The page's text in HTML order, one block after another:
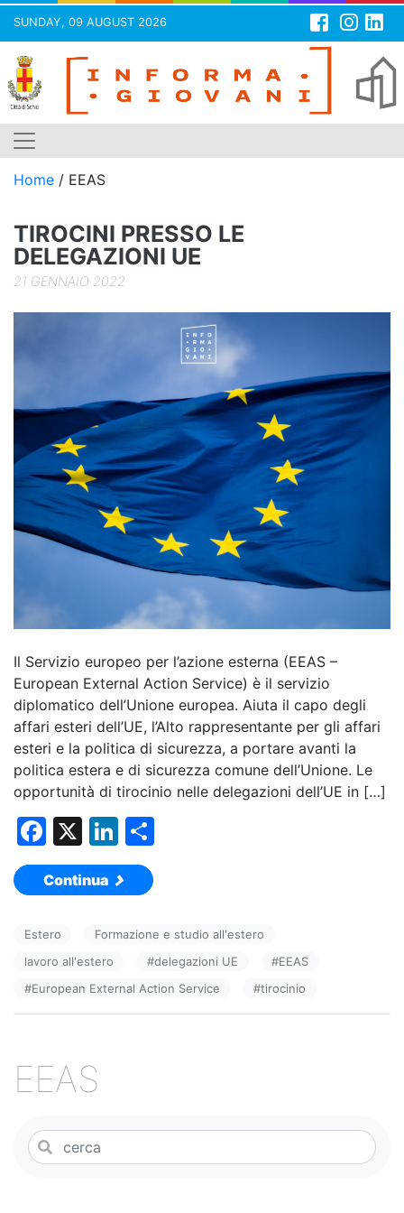
SUNDAY, 09 AUGUST 2026
Skip
content
Home / EEAS
TIROCINI PRESSO LE
DELEGAZIONI UE
21 GENNAIO 2022
Il Servizio europeo per l’azione esterna (EEAS –
European External Action Service) è il servizio
diplomatico dell’Unione europea. Aiuta il capo degli
affari esteri dell’UE, l’Alto rappresentante per gli affari
esteri e la politica di sicurezza, a portare avanti la
politica estera e di sicurezza comune dell’Unione. Le
opportunità di tirocinio nelle delegazioni dell’UE in […]
F
a
c
b
o
o
X
Li
n
k
dI
n
vi
di
Continua
Estero
Formazione e studio all'estero
lavoro all'estero
#delegazioni UE #EEAS
#European External Action Service #tirocinio
EEAS